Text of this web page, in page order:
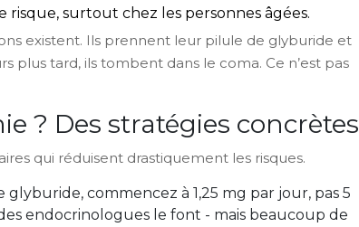
surtout chez les personnes âgées.
existent. Ils prennent leur pilule de glyburide et
plus tard, ils tombent dans le coma. Ce n’est pas
? Des stratégies concrètes
qui réduisent drastiquement les risques.
glyburide, commencez à 1,25 mg par jour, pas 5
endocrinologues le font - mais beaucoup de